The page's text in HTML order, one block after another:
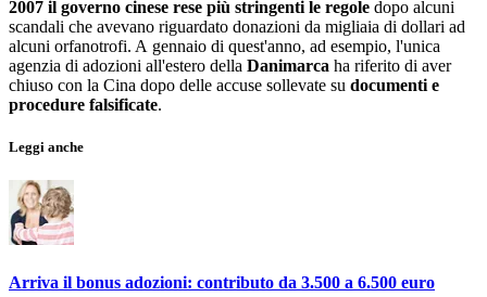
2007 il governo cinese rese più stringenti le regole dopo alcuni
scandali che avevano riguardato donazioni da migliaia di dollari ad
alcuni orfanotrofi. A gennaio di quest'anno, ad esempio, l'unica
agenzia di adozioni all'estero della Danimarca ha riferito di aver
chiuso con la Cina dopo delle accuse sollevate su documenti e
procedure falsificate.
Leggi anche
Arriva il bonus adozioni: contributo da 3.500 a 6.500 euro